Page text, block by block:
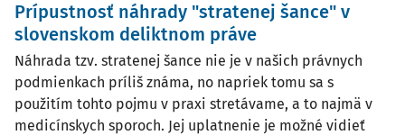
Prípustnosť náhrady "stratenej šance" v
slovenskom deliktnom práve
Náhrada tzv. stratenej šance nie je v našich právnych
podmienkach príliš známa, no napriek tomu sa s
použitím tohto pojmu v praxi stretávame, a to najmä v
medicínskych sporoch. Jej uplatnenie je možné vidieť